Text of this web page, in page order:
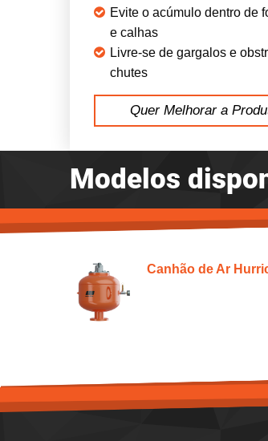
Evite o acúmulo dentro de
e calhas
Livre-se de gargalos e
chutes
Quer Melhorar a
Modelos
Canhão de Ar